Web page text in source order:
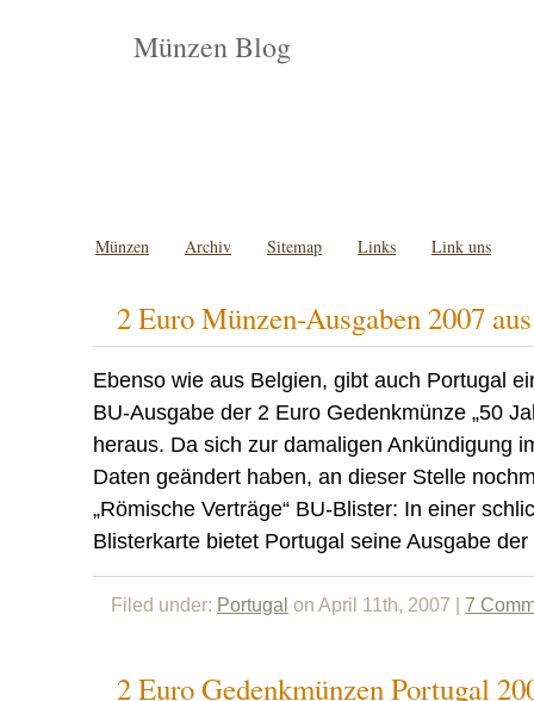
Münzen Blog
Münzen Archiv Sitemap Links Link uns
2 Euro Münzen-Ausgaben 2007
Ebenso wie aus Belgien, gibt auch Portugal
BU-Ausgabe der 2 Euro Gedenkmünze „50
heraus. Da sich zur damaligen Ankündigung
Daten geändert haben, an dieser Stelle
„Römische Verträge“ BU-Blister: In einer
Blisterkarte bietet Portugal seine Ausgabe
Filed under: Portugal on April 11th, 2007 | 7
2 Euro Gedenkmünzen Portugal